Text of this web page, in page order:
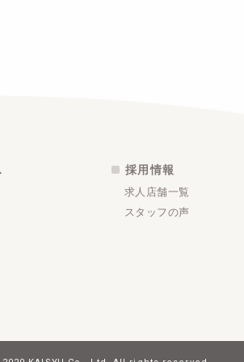
採用情報
求人店舗一覧
スタッフの声